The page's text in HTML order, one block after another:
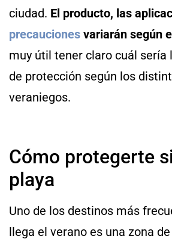
ciudad. El producto, las
precauciones variarán según
muy útil tener claro cuál sería
de protección según los
veraniegos.
Cómo protegerte
playa
Uno de los destinos más
llega el verano es una zona